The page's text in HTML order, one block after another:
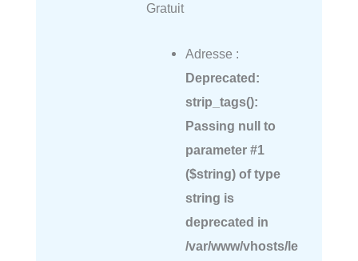
Gratuit
Adresse :
Deprecated:
strip_tags():
Passing null to
parameter #1
($string) of type
string is
deprecated in
/var/www/vhosts/le